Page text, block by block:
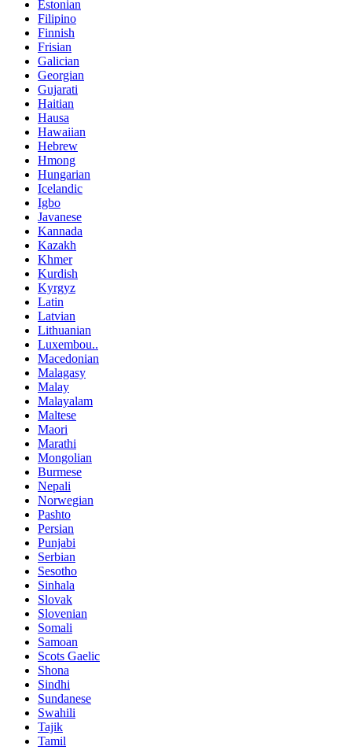
Estonian
Filipino
Finnish
Frisian
Galician
Georgian
Gujarati
Haitian
Hausa
Hawaiian
Hebrew
Hmong
Hungarian
Icelandic
Igbo
Javanese
Kannada
Kazakh
Khmer
Kurdish
Kyrgyz
Latin
Latvian
Lithuanian
Luxembou..
Macedonian
Malagasy
Malay
Malayalam
Maltese
Maori
Marathi
Mongolian
Burmese
Nepali
Norwegian
Pashto
Persian
Punjabi
Serbian
Sesotho
Sinhala
Slovak
Slovenian
Somali
Samoan
Scots Gaelic
Shona
Sindhi
Sundanese
Swahili
Tajik
Tamil